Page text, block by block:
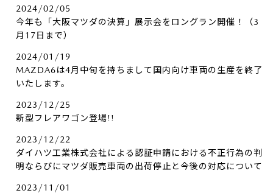
2024/02/05
今年も「大阪マツダの決算」展示会をロングラン開催！（3
月17日まで）
2024/01/19
MAZDA6は4月中旬を持ちまして国内向け車両の生産を終了
いたします。
2023/12/25
新型フレアワゴン登場!!
2023/12/22
ダイハツ工業株式会社による認証申請における不正行為の判
明ならびにマツダ販売車両の出荷停止と今後の対応について
2023/11/01